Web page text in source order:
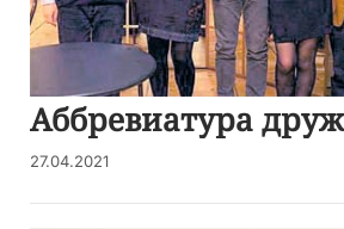
Аббревиатура
27.04.2021